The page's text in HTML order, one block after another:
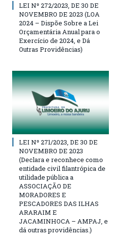
LEI Nº 272/2023, DE 30 DE
NOVEMBRO DE 2023 (LOA
2024 – Dispõe Sobre a Lei
Orçamentária Anual para o
Exercício de 2024, e Dá
Outras Providências)
LEI Nº 271/2023, DE 30 DE
NOVEMBRO DE 2023
(Declara e reconhece como
entidade civil filantrópica de
utilidade pública a
ASSOCIAÇÃO DE
MORADORES E
PESCADORES DAS ILHAS
ARARAIM E
JACAMINHOCA – AMPAJ, e
dá outras providências.)